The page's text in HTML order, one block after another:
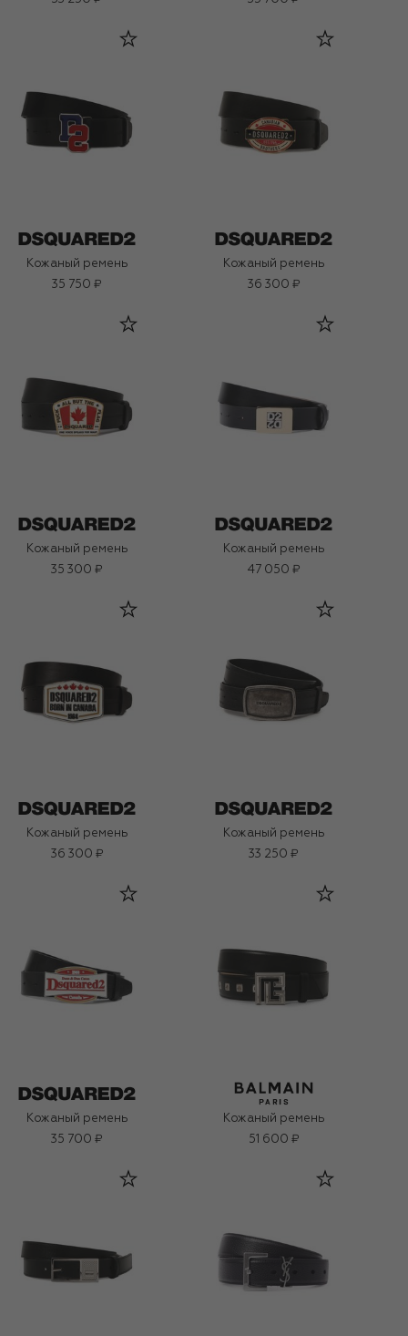
Кожаный ремень
35 750 ₽
Кожаный ремень
36 300 ₽
Кожаный ремень
35 300 ₽
Кожаный ремень
47 050 ₽
Кожаный ремень
36 300 ₽
Кожаный ремень
33 250 ₽
Кожаный ремень
35 700 ₽
Кожаный ремень
51 600 ₽